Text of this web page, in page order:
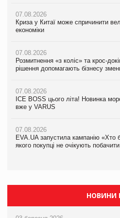
07.08.2026
Криза у Китаї може спричинити
економіки
07.08.2026
Розмитнення «з коліс» та крос-
рішення допомагають бізнесу
07.08.2026
ICE BOSS цього літа! Новинка
вже у VARUS
07.08.2026
EVA.UA запустила кампанію «Хто
якого покупці не очікують
07.08.2026
ICE BOSS цього літа! Новинка
07.08.2026
EVA.UA запустила кампанію «Хто
06.08.2026
Смачна новинка для хвостатих: у
05.08.2026
Мережа супермаркетів VARUS
07.08.2026
Криза у Китаї може спричинити
економіки
07.08.2026
Kraft Heinz скоротила збиток у
Продажі Hugo Boss впали на 9%
НОВИНИ